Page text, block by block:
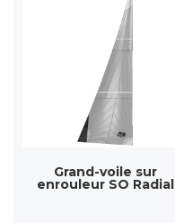
Grand-voile sur
enrouleur SO Radial